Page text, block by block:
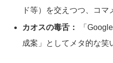
ド等）を交えつつ、コマ
カオスの毒舌：
「
成案」としてメタ的な笑